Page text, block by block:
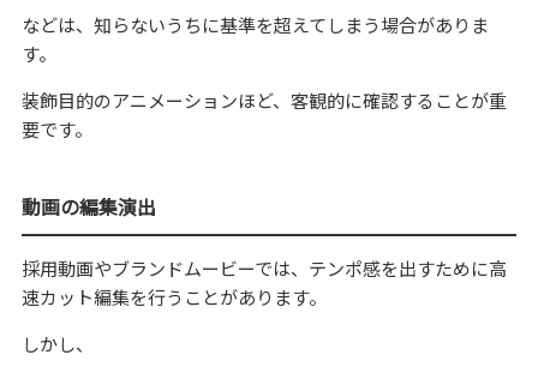
などは、知らないうちに基準を超えてしまう場合がありま
す。
装飾目的のアニメーションほど、客観的に確認することが重
要です。
動画の編集演出
採用動画やブランドムービーでは、テンポ感を出すために高
速カット編集を行うことがあります。
しかし、